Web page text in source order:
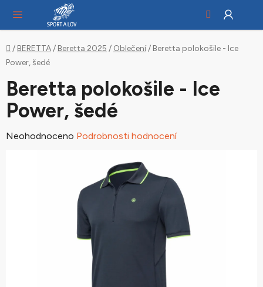
obsah
Domů
/ BERETTA/ Beretta 2025 / Oblečení/ Beretta polokošile - Ice
Power, šedé
Beretta polokošile - Ice
Power, šedé
Průměrné
Neohodnoceno Podrobnosti hodnocení